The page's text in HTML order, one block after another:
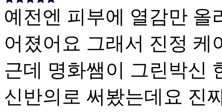
예전엔 피부에 열감만 올
어졌어요 그래서 진정
근데 명화쌤이 그린박신
신반의로 써봤는데요 진